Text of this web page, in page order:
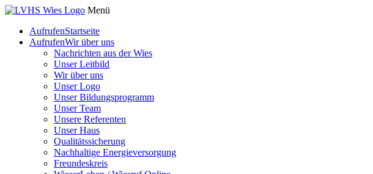
Menü
AufrufenStartseite
AufrufenWir über uns
Nachrichten aus der Wies
Unser Leitbild
Wir über uns
Unser Logo
Unser Bildungsprogramm
Unser Team
Unsere Referenten
Unser Haus
Qualitätssicherung
Nachhaltige Energieversorgung
Freundeskreis